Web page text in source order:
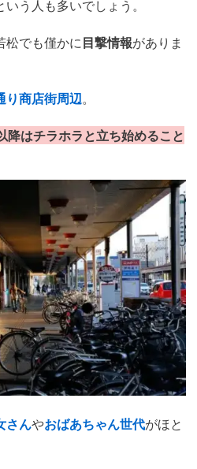
いう人も多いでしょう。
松でも僅かに目撃情報がありま
り商店街周辺。
降はチラホラと立ち始めること
さんやおばあちゃん世代がほと